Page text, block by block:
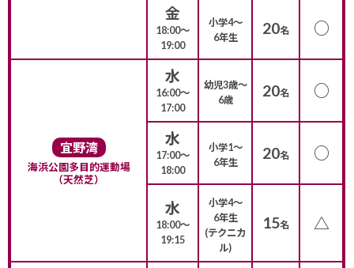
金
18:00〜
19:00
小学4〜
6年生
20名 ○
宜野湾
海浜公園多目的運動場
（天然芝）
水
16:00〜
17:00
幼児3歳〜
6歳
20名 ○
水
17:00〜
18:00
小学1〜
6年生
20名 ○
水
18:00〜
19:15
小学4〜
6年生
(テクニカ
ル)
15名 △